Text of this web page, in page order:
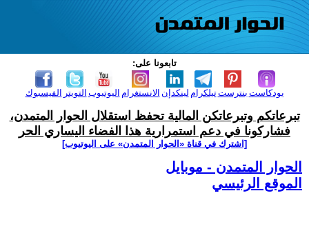
تابعونا على:
الفيسبوك التويتر اليوتيوب الانستغرام لينكدإن تيلكرامبنترست بودكاست
تبرعاتكم وتبرعاتكن المالية تحفظ استقلال الحوار المتمدن،
فشاركونا في دعم استمرارية هذا الفضاء اليساري الحر
[اشترك في قناة ‫«الحوار المتمدن» على اليوتيوب]
الحوار المتمدن - موبايل
الموقع الرئيسي